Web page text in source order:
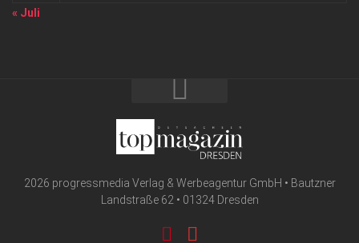
« Juli
2026 progressmedia Verlag & Werbeagentur GmbH • Bautzner
Landstraße 62 • 01324 Dresden